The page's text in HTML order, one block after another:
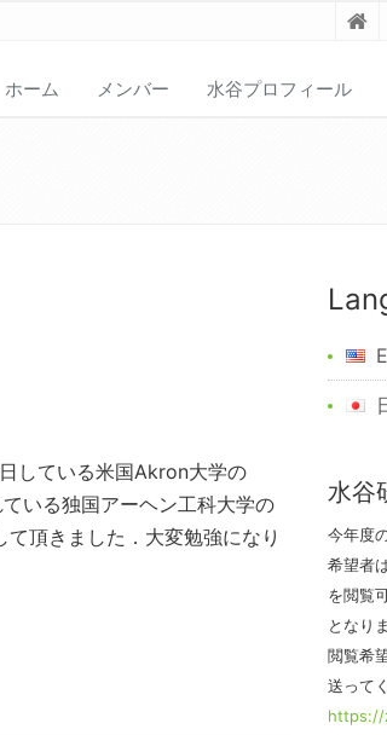
ホーム メンバー 水谷プロフィール
している米国Akron大学の
いる独国アーヘン工科大学の
頂きました．大変勉強になり
水谷
今年度
希望者
を閲覧
となり
閲覧希
送って
https://